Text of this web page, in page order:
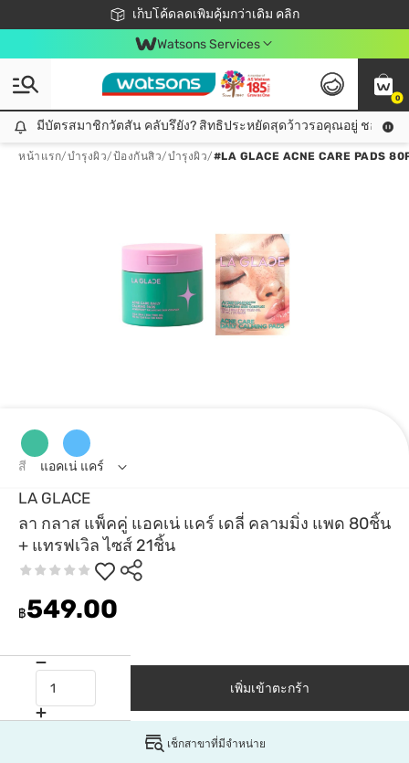
เก็บโค้ดลดเพิ่มคุ้มกว่าเดิม คลิก
ชอปออนไลน์ครั้งแรก ลดเพิ่มจุก ๆ 10%! 🎉
📦ส่งฟรี! เมื่อชอป 499฿
สมาชิกวัตสัน คลับดียังไง?
Watsons Services
0
มีบัตรสมาชิกวัตสัน คลับรึยัง? สิทธิประหยัดสุดว้าวรอคุณอยู่ ชอปคุ้มกว่าเดิม คลิก!
มีบัตรสมาชิกวัตสัน คลับรึยัง? สิทธิประหยัดสุดว้าวรอคุณอยู่ ชอปคุ้มก
หน้าแรก/บำรุงผิว/ป้องกันสิว/บำรุงผิว/#LA GLACE ACNE CARE PADS
LA GLACE
ลา กลาส แพ็คคู่ แอคเน่ แคร์ เดลี่ คลามมิ่ง แพด 80ชิ้น
+ แทรฟเวิล ไซส์ 21ชิ้น
฿549.00
สี แอคเน่ แคร์
เพิ่มเข้าตะกร้า
เช็กสาขาที่มีจำหน่าย